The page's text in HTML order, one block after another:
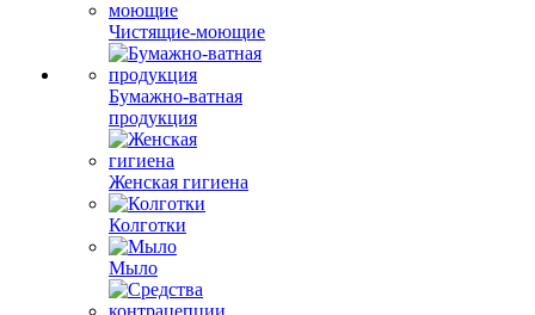
Чистящие-моющие
Бумажно-ватная
продукция
Женская гигиена
Колготки
Мыло